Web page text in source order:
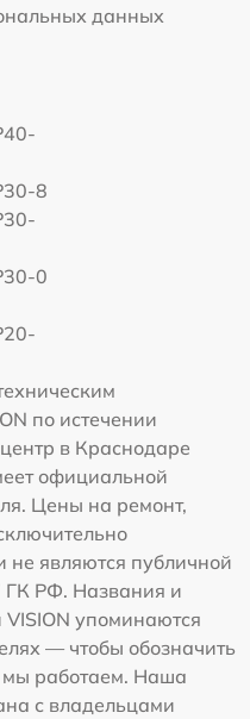
данных
8
0
по истечении
в Краснодаре
официальной
Цены на ремонт,
не являются публичной
ГК РФ. Названия и
упоминаются
— чтобы обозначить
мы работаем. Наша
с владельцами